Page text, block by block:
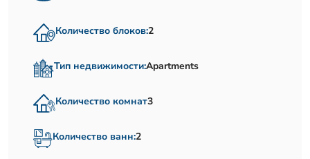
Количество блоков:2
Тип недвижимости:Apartments
Количество комнат3
Количество ванн:2